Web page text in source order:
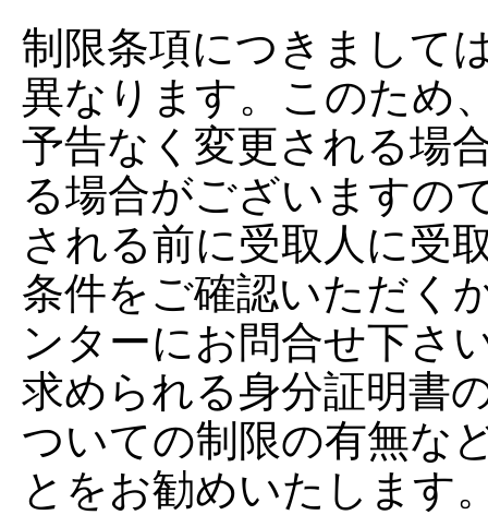
制限条項につきまして
異なります。このため
予告なく変更される場
る場合がございますの
される前に受取人に受
条件をご確認いただく
ンターにお問合せ下さ
求められる身分証明書
ついての制限の有無な
とをお勧めいたします